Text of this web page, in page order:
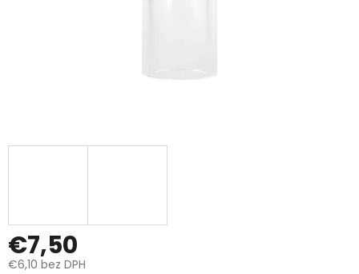
€7,50
€6,10 bez DPH